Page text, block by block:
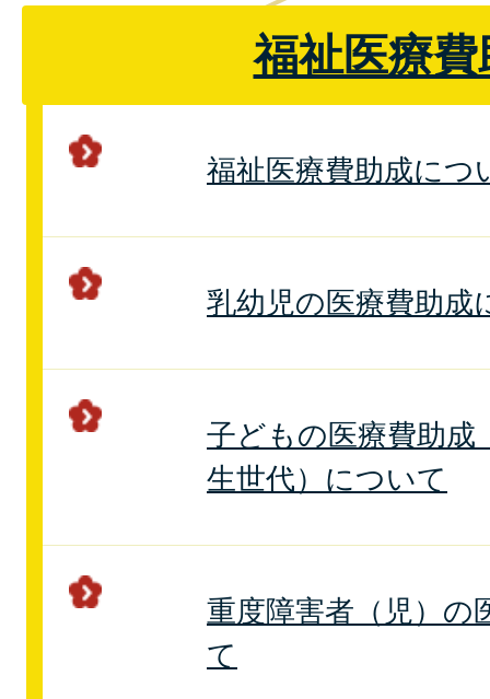
福祉医療費
福祉医療費助成につ
乳幼児の医療費助成
子どもの医療費助成
生世代）について
重度障害者（児）の
て